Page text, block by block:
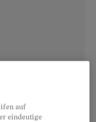
auf
eindeutige